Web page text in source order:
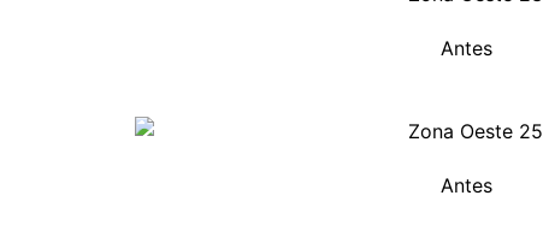
Antes
Antes